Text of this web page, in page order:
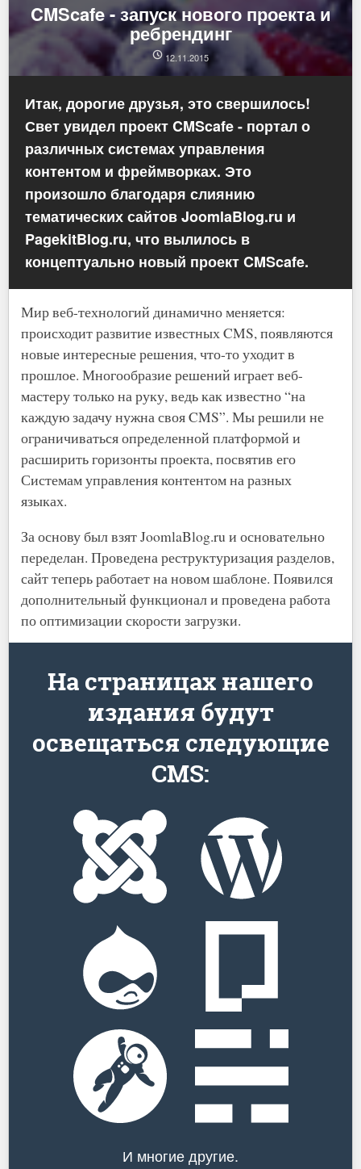
CMScafe - запуск нового проекта и
ребрендинг
12.11.2015
Итак, дорогие друзья, это свершилось!
Свет увидел проектCMScafe- портал о
различных системах управления
контентом и фреймворках. Это
произошло благодаря слиянию
тематических сайтов JoomlaBlog.ru и
PagekitBlog.ru, что вылилось в
концептуально новый проект CMScafe.
Мир веб-технологий динамично меняется:
происходит развитие известных CMS, появляются
новые интересные решения, что-то уходит в
прошлое. Многообразие решений играет веб-
мастеру только на руку, ведь как известно “на
каждую задачу нужна своя CMS”. Мы решили не
ограничиваться определенной платформой и
расширить горизонты проекта, посвятив его
Системам управления контентом на разных
языках.
За основу был взят JoomlaBlog.ru и основательно
переделан. Проведена реструктуризация разделов,
сайт теперь работает на новом шаблоне. Появился
дополнительный функционал и проведена работа
по оптимизации скорости загрузки.
На страницах нашего
издания будут
освещаться следующие
CMS:
И многие другие.